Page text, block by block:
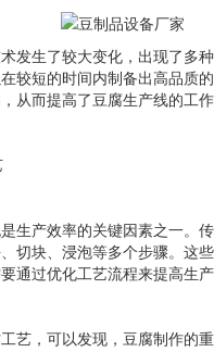
发生了较大变化，出现了多
较短的时间内制备出高品质
从而提高了豆腐生产线的工作
生产效率的关键因素之一。
切块、浸泡等多个步骤。这
通过优化工艺流程来提高生产
艺，可以发现，豆腐制作的